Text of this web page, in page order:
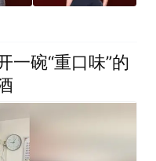
一碗“重口味”的